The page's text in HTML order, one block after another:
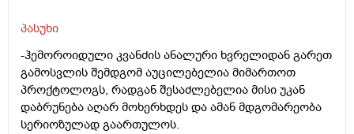
პასუხი
-ჰემოროიდული კვანძის ანალური ხვრელიდან გარეთ
გამოსვლის შემდგომ აუცილებელია მიმართოთ
პროქტოლოგს, რადგან შესაძლებელია მისი უკან
დაბრუნება აღარ მოხერხდეს და ამან მდგომარეობა
სერიოზულად გაართულოს.